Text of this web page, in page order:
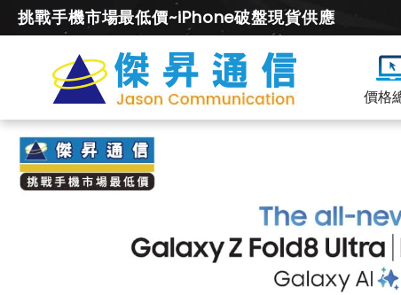
挑戰手機市場最低價~iPhone破盤現貨供應
價格